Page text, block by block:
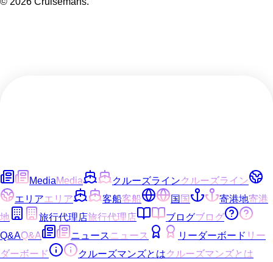
MediaMedia クルーズラインクルーズライン
エリアエリア 客船客船 国 国 寄港地寄港
地
旅行代理店旅行代理店 ブログブログ
Q&AQ&A ニュースニュース リーダーボード リー
ダーボード
クルーズマンズとはクルーズマンズとは